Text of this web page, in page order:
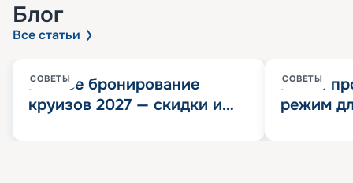
Блог
Все статьи
СОВЕТЫ
Раннее бронирование
круизов 2027 — скидки и
СОВЕТЫ
Китай
режим